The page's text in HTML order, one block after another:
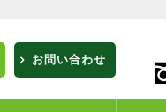
お問い合わせ